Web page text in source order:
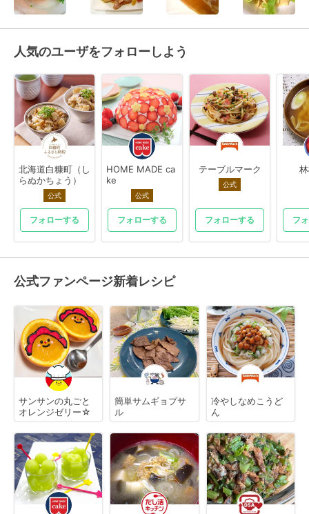
人気のユーザをフォローしよう
北海道白糠町（し
らぬかちょう）
公式
フォローする
HOME MADE ca
ke
公式
フォローする
テーブルマーク
公式
フォローする フ
公式ファンページ新着レシピ
サンサンの丸ごと
オレンジゼリー☆
簡単サムギョプサ
ル
冷やしなめこうど
ん